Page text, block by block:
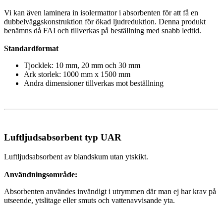
Vi kan även laminera in isolermattor i absorbenten för att få en
dubbelväggskonstruktion för ökad ljudreduktion. Denna produkt
benämns då FAI och tillverkas på beställning med snabb ledtid.
Standardformat
Tjocklek: 10 mm, 20 mm och 30 mm
Ark storlek: 1000 mm x 1500 mm
Andra dimensioner tillverkas mot beställning
Luftljudsabsorbent typ UAR
Luftljudsabsorbent av blandskum utan ytskikt.
Användningsområde:
Absorbenten användes invändigt i utrymmen där man ej har krav på
utseende, ytslitage eller smuts och vattenavvisande yta.